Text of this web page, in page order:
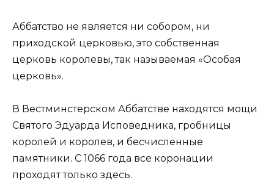
Аббатство не является ни собором, ни
приходской церковью, это собственная
церковь королевы, так называемая «Особая
церковь».
В Вестминстерском Аббатстве находятся мощи
Святого Эдуарда Исповедника, гробницы
королей и королев, и бесчисленные
памятники. С 1066 года все коронации
проходят только здесь.